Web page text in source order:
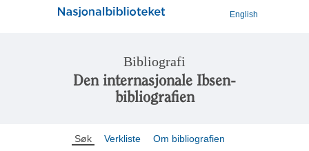
English
Bibliografi
Den internasjonale Ibsen-
bibliografien
Søk Verkliste Om bibliografien